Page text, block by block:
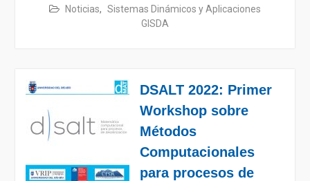
Noticias, Sistemas Dinámicos y Aplicaciones
GISDA
DSALT 2022: Primer
Workshop sobre
Métodos
Computacionales
para procesos de